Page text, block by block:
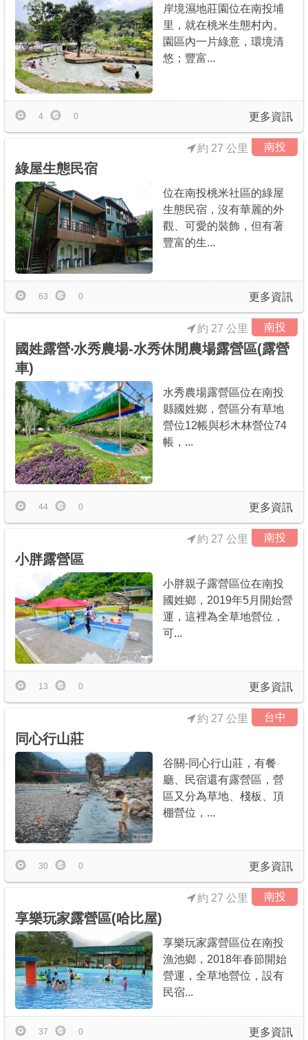
岸境濕地莊園位在南投埔
里，就在桃米生態村內。
園區內一片綠意，環境清
悠；豐富...
更多資訊
4 0
南投
綠屋生態民宿
約 27 公里
位在南投桃米社區的綠屋
生態民宿，沒有華麗的外
觀、可愛的裝飾，但有著
豐富的生...
更多資訊
63 0
南投
國姓露營‧水秀農場-水秀休閒農場露營區(露營
車)
約 27 公里
水秀農場露營區位在南投
縣國姓鄉，營區分有草地
營位12帳與杉木林營位74
帳，...
更多資訊
44 0
南投
小胖露營區
約 27 公里
小胖親子露營區位在南投
國姓鄉，2019年5月開始營
運，這裡為全草地營位，
可...
更多資訊
13 0
台中
同心行山莊
約 27 公里
谷關-同心行山莊，有餐
廳、民宿還有露營區，營
區又分為草地、棧板、頂
棚營位，...
更多資訊
30 0
南投
享樂玩家露營區(哈比屋)
約 27 公里
享樂玩家露營區位在南投
漁池鄉，2018年春節開始
營運，全草地營位，設有
民宿...
更多資訊
37 0